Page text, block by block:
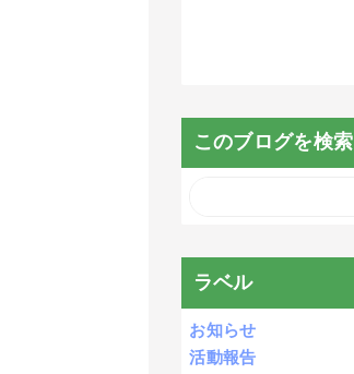
このブログを検索
ラベル
お知らせ
活動報告